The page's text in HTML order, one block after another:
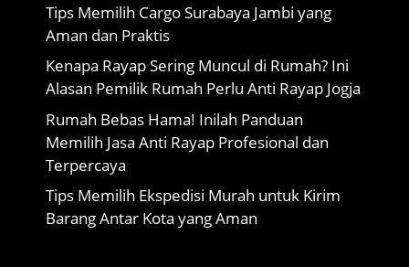
Tips Memilih Cargo Surabaya Jambi yang
Aman dan Praktis
Kenapa Rayap Sering Muncul di Rumah? Ini
Alasan Pemilik Rumah Perlu Anti Rayap Jogja
Rumah Bebas Hama! Inilah Panduan
Memilih Jasa Anti Rayap Profesional dan
Terpercaya
Tips Memilih Ekspedisi Murah untuk Kirim
Barang Antar Kota yang Aman